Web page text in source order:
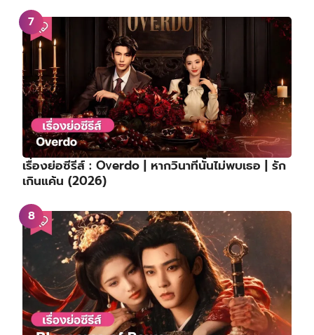
เรื่องย่อซีรีส์ : Overdo | หากวินาทีนั้นไม่พบเธอ | รัก
เกินแค้น (2026)